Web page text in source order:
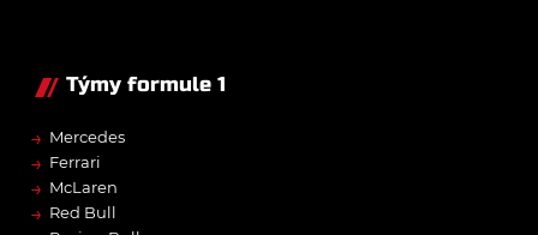
Týmy formule 1
→ Mercedes
→ Ferrari
→ McLaren
→ Red Bull